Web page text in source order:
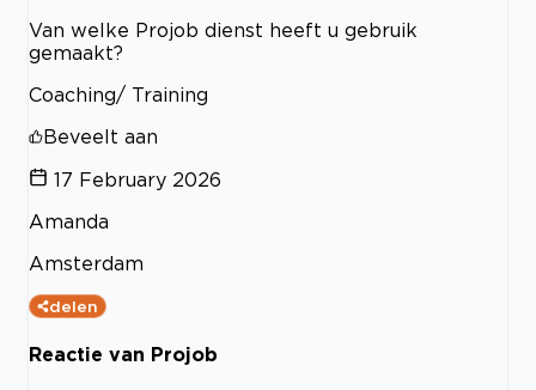
Van welke Projob dienst heeft u gebruik
gemaakt?
Coaching/ Training
Beveelt aan
17 February 2026
Amanda
Amsterdam
delen
Reactie van Projob